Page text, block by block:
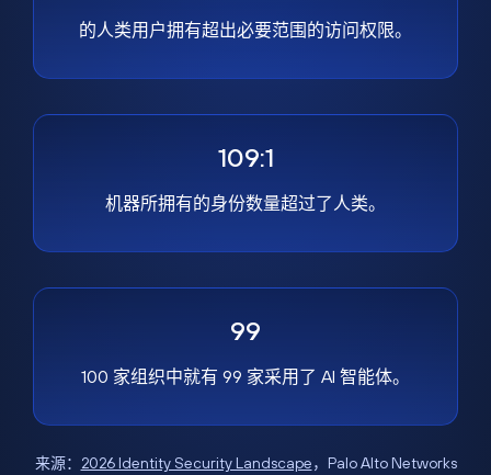
的人类用户拥有超出必要范围的访问权限。
109:1
机器所拥有的身份数量超过了人类。
99
100 家组织中就有 99 家采用了 AI 智能体。
来源： 2026 Identity Security Landscape，Palo Alto Networks